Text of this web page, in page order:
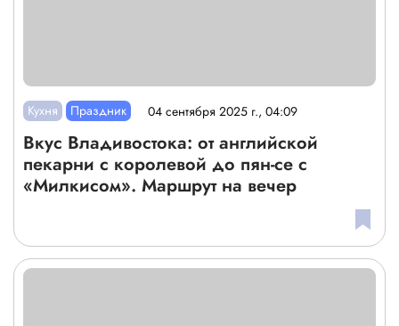
Кухня Праздник 04 сентября 2025 г., 04:09
Вкус Владивостока: от английской
пекарни с королевой до пян-се с
«Милкисом». Маршрут на вечер